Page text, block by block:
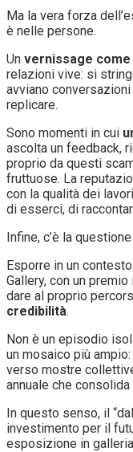
Ma la vera forza
è nelle persone.
Un vernissage come
relazioni vive: si
avviano
replicare.
Sono momenti in cui
ascolta un feedback,
proprio da questi
fruttuose. La
con la qualità dei
di esserci, di
Infine, c’è la
Esporre in un
Gallery, con un
dare al proprio
credibilità.
Non è un episodio
un mosaico più
verso mostre
annuale che
In questo senso, il
investimento per il
esposizione in